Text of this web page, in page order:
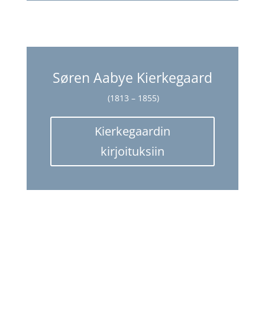
Søren Aabye Kierkegaard
(1813 – 1855)
Kierkegaardin
kirjoituksiin